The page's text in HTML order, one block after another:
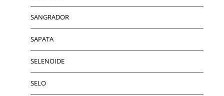
SANGRADOR
SAPATA
SELENOIDE
SELO